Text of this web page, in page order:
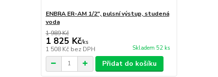
ENBRA ER-AM 1/2", pulsní výstup, studená
voda
1 989 Kč
1 825 Kč/ks
1 508 Kč bez DPH Skladem 52 ks
Přidat do košíku